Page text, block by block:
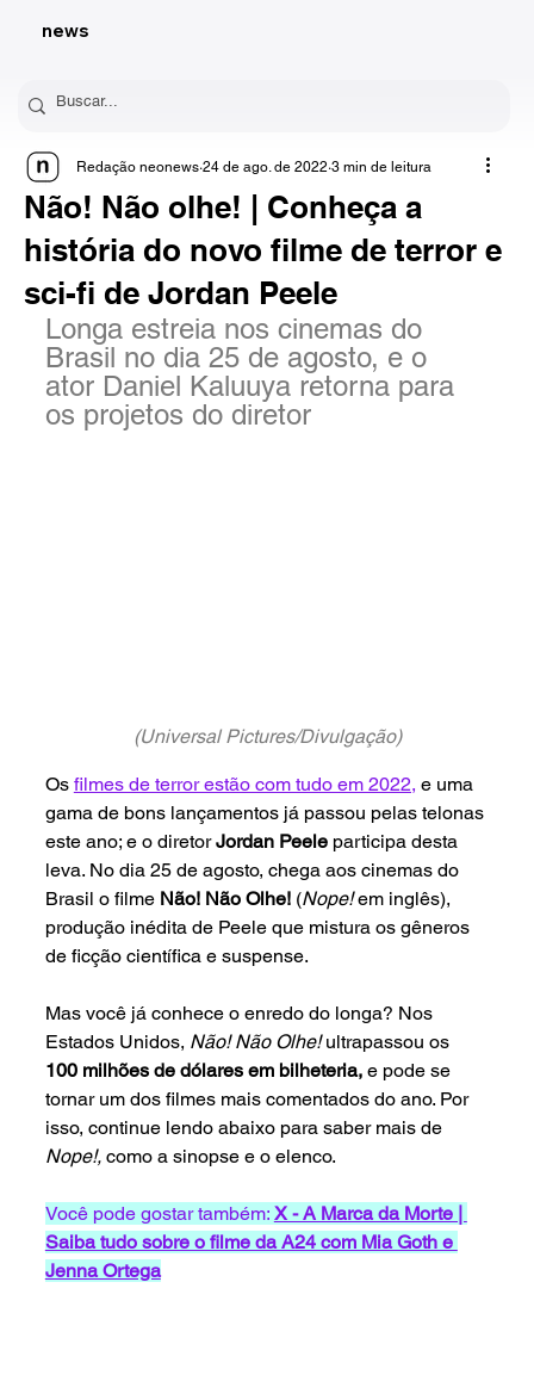
news
Não! Não olhe! | Conheça a
história do novo filme de terror e
sci-fi de Jordan Peele
Redação neonews 24 de ago. de 2022 3 min de leitura
Longa estreia nos cinemas do
Brasil no dia 25 de agosto, e o
ator Daniel Kaluuya retorna para
os projetos do diretor
(Universal Pictures/Divulgação)
Os filmes de terror estão com tudo em 2022, e uma
gama de bons lançamentos já passou pelas telonas
este ano; e o diretor Jordan Peele participa desta
leva. No dia 25 de agosto, chega aos cinemas do
Brasil o filme Não! Não Olhe! (Nope! em inglês),
produção inédita de Peele que mistura os gêneros
de ficção científica e suspense.
Mas você já conhece o enredo do longa? Nos
Estados Unidos, Não! Não Olhe! ultrapassou os
100 milhões de dólares em bilheteria, e pode se
tornar um dos filmes mais comentados do ano. Por
isso, continue lendo abaixo para saber mais de
Nope!, como a sinopse e o elenco.
Você pode gostar também: X - A Marca da Morte |
Saiba tudo sobre o filme da A24 com Mia Goth e
Jenna Ortega